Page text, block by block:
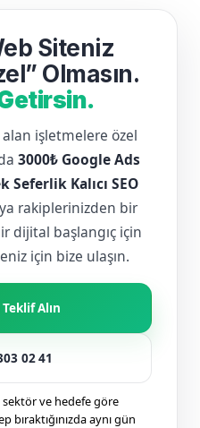
Siteniz
Olmasın.
işletmelere özel
3000₺ Google Ads
Seferlik Kalıcı SEO
rakiplerinizden bir
dijital başlangıç için
için bize ulaşın.
Alın
02 41
ve hedefe göre
bıraktığınızda aynı gün